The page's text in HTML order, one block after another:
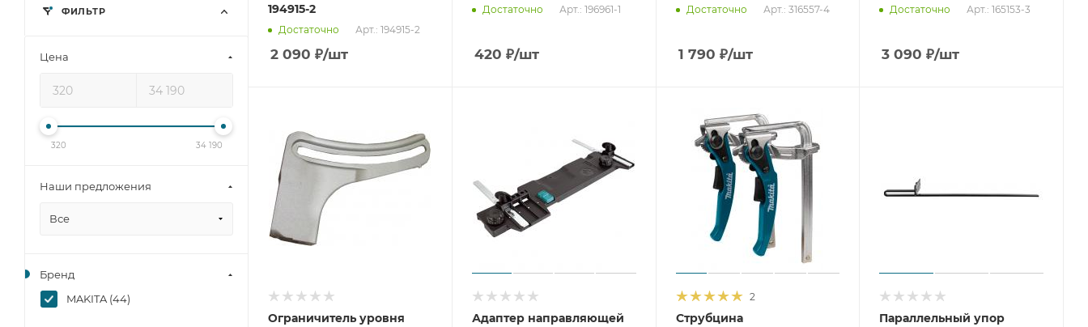
194915-2
Достаточно Арт.: 194915-2
2 090 ₽/шт
Достаточно Арт.: 196961-1
420 ₽/шт
Достаточно Арт.: 316557-4
1 790 ₽/шт
Достаточно Арт.: 165153-3
3 090 ₽/шт
Ограничитель уровня
Адаптер направляющей
2
Струбцина
Параллельный упор
ФИЛЬТР
Цена
320 34 190
Наши предложения
Все
Бренд
MAKITA (44)